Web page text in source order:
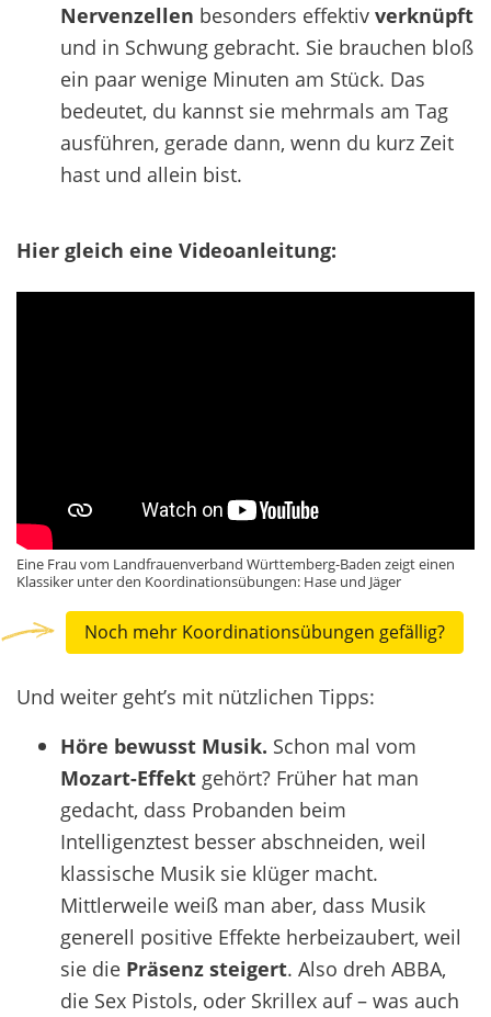
Nervenzellen besonders effektiv verknüpft
und in Schwung gebracht. Sie brauchen bloß
ein paar wenige Minuten am Stück. Das
bedeutet, du kannst sie mehrmals am Tag
ausführen, gerade dann, wenn du kurz Zeit
hast und allein bist.
Hier gleich eine Videoanleitung:
Eine Frau vom Landfrauenverband Württemberg-Baden zeigt einen
Klassiker unter den Koordinationsübungen: Hase und Jäger
Noch mehr Koordinationsübungen gefällig?
Und weiter geht’s mit nützlichen Tipps:
Höre bewusst Musik. Schon mal vom
Mozart-Effekt gehört? Früher hat man
gedacht, dass Probanden beim
Intelligenztest besser abschneiden, weil
klassische Musik sie klüger macht.
Mittlerweile weiß man aber, dass Musik
generell positive Effekte herbeizaubert, weil
sie die Präsenz steigert. Also dreh ABBA,
die Sex Pistols, oder Skrillex auf – was auch